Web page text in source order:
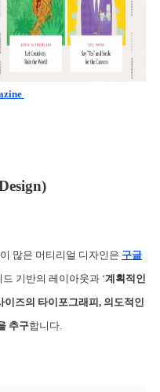
많은 머티리얼 디자인은 구글
기반의 레이아웃과 ‘계획적인
즈의 타이포그래피, 의도적인
추구합니다.